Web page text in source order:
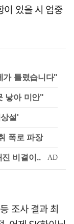
이 있을 시 엄중
가 틀렸습니다"
낳아 미안"
설'
폭로 파장
조사 결과 최